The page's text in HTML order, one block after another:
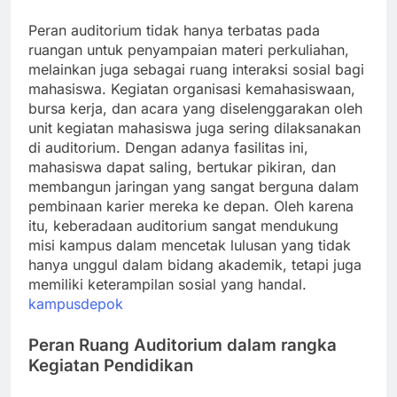
Peran auditorium tidak hanya terbatas pada
ruangan untuk penyampaian materi perkuliahan,
melainkan juga sebagai ruang interaksi sosial bagi
mahasiswa. Kegiatan organisasi kemahasiswaan,
bursa kerja, dan acara yang diselenggarakan oleh
unit kegiatan mahasiswa juga sering dilaksanakan
di auditorium. Dengan adanya fasilitas ini,
mahasiswa dapat saling, bertukar pikiran, dan
membangun jaringan yang sangat berguna dalam
pembinaan karier mereka ke depan. Oleh karena
itu, keberadaan auditorium sangat mendukung
misi kampus dalam mencetak lulusan yang tidak
hanya unggul dalam bidang akademik, tetapi juga
memiliki keterampilan sosial yang handal.
kampusdepok
Peran Ruang Auditorium dalam rangka
Kegiatan Pendidikan